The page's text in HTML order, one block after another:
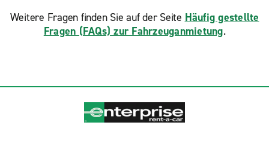
Weitere Fragen finden Sie auf der Seite Häufig gestellte
Fragen (FAQs) zur Fahrzeuganmietung.